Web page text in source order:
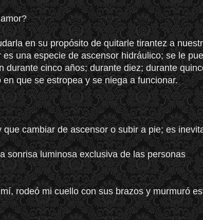
en su propósito de quitarle tirantez a
una especie de ascensor hidráulico; se le
durante cinco años; durante diez; durante
que se estropea y se niega a funcionar.
que cambiar de ascensor o subir a pie; es
sonrisa luminosa exclusiva de las personas
rodeó mi cuello con sus brazos y murmuró